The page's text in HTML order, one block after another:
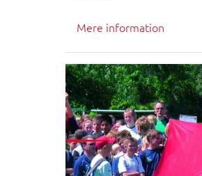
Mere information